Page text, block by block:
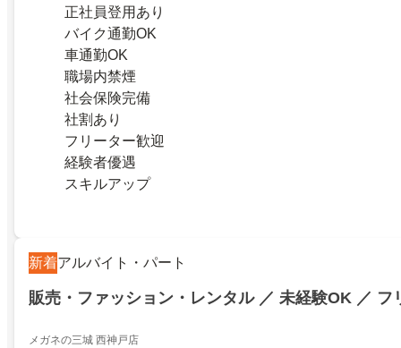
正社員登用あり
バイク通勤OK
車通勤OK
職場内禁煙
社会保険完備
社割あり
フリーター歓迎
経験者優遇
スキルアップ
新着アルバイト・パート
販売・ファッション・レンタル ／ 未経験OK ／ フ
メガネの三城 西神戸店